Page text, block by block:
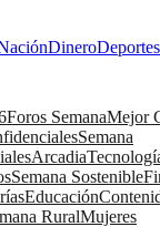
DineroDeportes
Foros SemanaMejor
Semana
Arcadia
Semana Sostenible
Educación
RuralMujeres